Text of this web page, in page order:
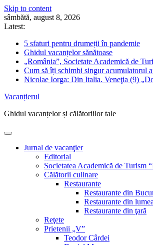
Skip to content
sâmbătă, august 8, 2026
Latest:
5 sfaturi pentru drumeții în pandemie
Ghidul vacanțelor sănătoase
„România”, Societate Academică de
Cum să îți schimbi singur acumulatorul
Nicolae Iorga: Din Italia. Veneţia (9)
Vacanțierul
Ghidul vacanțelor și călătoriilor tale
Jurnal de vacanţier
Editorial
Societatea Academică de Turism
Călătorii culinare
Restaurante
Restaurante din
Restaurante din
Restaurante din ţară
Reţete
Prietenii „V”
Teodor Cârdei